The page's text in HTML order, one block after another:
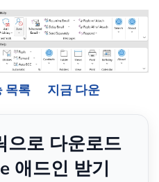
목록
지금 다운
으로 다운로드
애드인 받기